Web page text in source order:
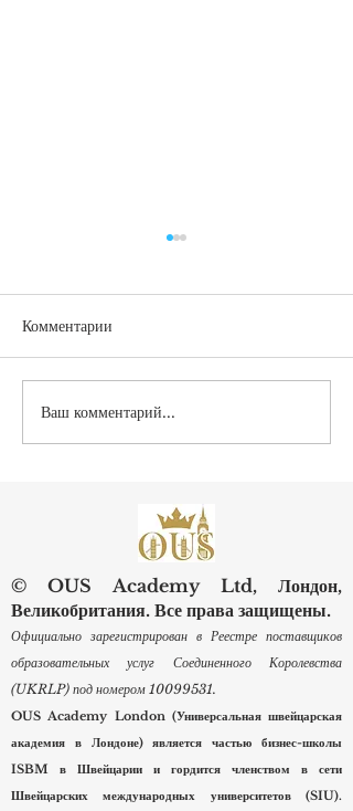
Инновации в науке о
данных: минимальные
Комментарии
Ваш комментарий...
© OUS Academy Ltd, Лондон,
Великобритания. Все права защищены.
Официально зарегистрирован в Реестре поставщиков
образовательных услуг Соединенного Королевства
(UKRLP) под номером 10099531.
OUS Academy London (Универсальная швейцарская
академия в Лондоне) является частью бизнес-школы
ISBM в Швейцарии и гордится членством в сети
Швейцарских международных университетов (SIU).